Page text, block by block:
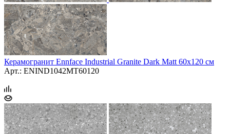
Керамогранит Ennface Industrial Granite Dark Matt 60x120 см
Арт.: ENIND1042MT60120